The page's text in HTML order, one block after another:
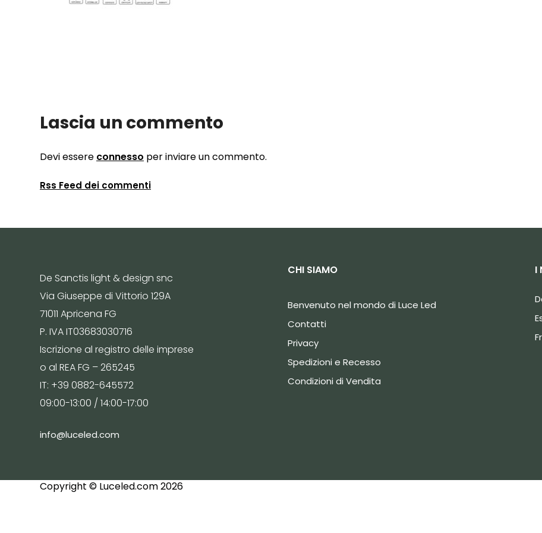
Lascia un commento
Devi essere connesso per inviare un commento.
Rss Feed dei commenti
De Sanctis light & design snc
Via Giuseppe di Vittorio 129A
71011 Apricena FG
P. IVA IT03683030716
Iscrizione al registro delle imprese
o al REA FG – 265245
IT: +39 0882-645572
09:00-13:00 / 14:00-17:00
info@luceled.com
CHI SIAMO
Benvenuto nel mondo di Luce Led
Contatti
Privacy
Spedizioni e Recesso
Condizioni di Vendita
I
Copyright © Luceled.com 2026